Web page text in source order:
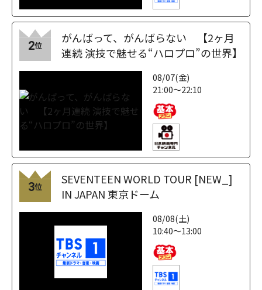
2位
がんばって、がんばらない 【2ヶ月
連続 演技で魅せる“ハロプロ”の世界】
08/07(金)
21:00～22:10
3位
SEVENTEEN WORLD TOUR [NEW_]
IN JAPAN 東京ドーム
08/08(土)
10:40～13:00